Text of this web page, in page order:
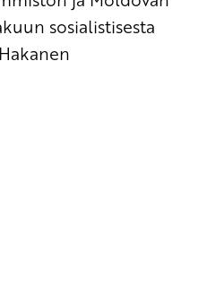
sosialistisesta